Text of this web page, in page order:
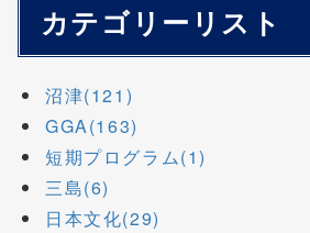
カテゴリーリスト
沼津(121)
GGA(163)
短期プログラム(1)
三島(6)
日本文化(29)